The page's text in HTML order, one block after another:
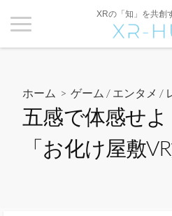
XRの「知」を共創
ホーム >ゲーム / エンタメ /
五感で体感せ
「お化け屋敷